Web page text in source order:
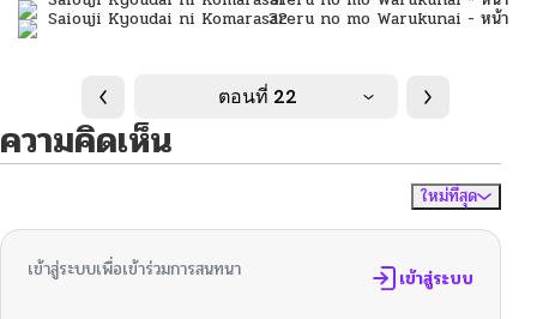
ตอนที่ 22
ความคิดเห็น
ใหม่ที่สุด
เข้าสู่ระบบเพื่อเข้าร่วมการสนทนา เข้าสู่ระบบ